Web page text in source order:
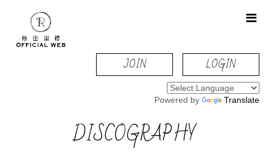
JOIN LOGIN
Powered by Translate
DISCOGRAPHY